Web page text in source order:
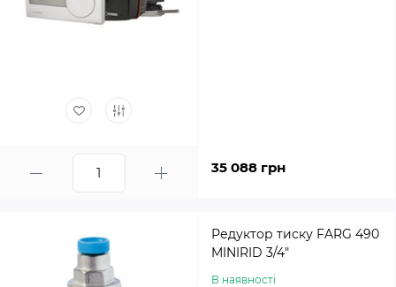
35 088 грн
Редуктор тиску FARG 490
MINIRID 3/4″
В наявності